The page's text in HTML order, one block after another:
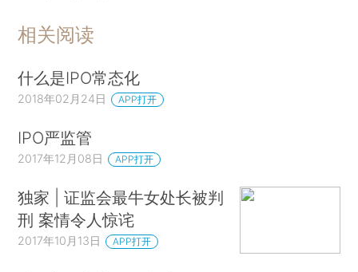
相关阅读
什么是IPO常态化
2018年02月24日 APP打开
IPO严监管
2017年12月08日 APP打开
独家 | 证监会最牛女处长被判
刑 案情令人惊诧
2017年10月13日 APP打开